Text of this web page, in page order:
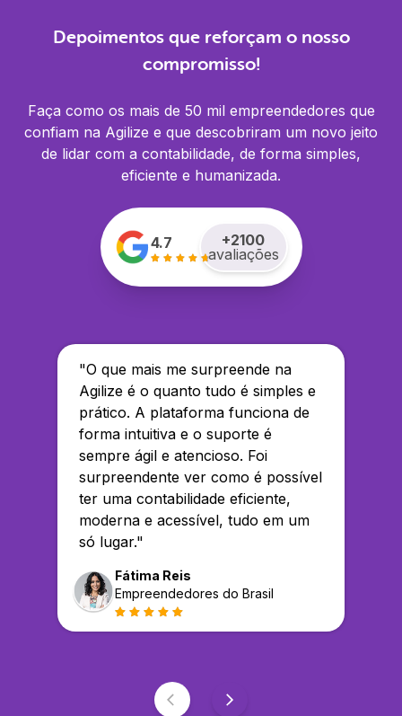
Depoimentos que reforçam o nosso
compromisso!
Faça como os mais de 50 mil empreendedores que
confiam na Agilize e que descobriram um novo jeito
de lidar com a contabilidade, de forma simples,
eficiente e humanizada.
4.7 +2100
avaliações
"O que mais me surpreende na
Agilize é o quanto tudo é simples e
prático. A plataforma funciona de
forma intuitiva e o suporte é
sempre ágil e atencioso. Foi
surpreendente ver como é possível
ter uma contabilidade eficiente,
moderna e acessível, tudo em um
só lugar."
Fátima Reis
Empreendedores do Brasil